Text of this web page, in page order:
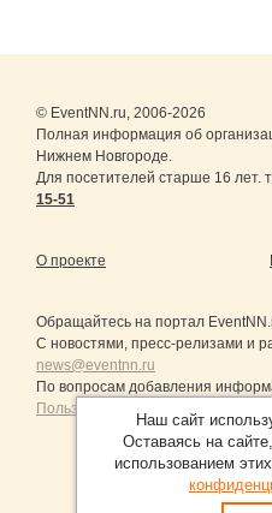
© EventNN.ru, 2006-2026
Полная информация об
Нижнем Новгороде.
Для посетителей старше 16 лет.
15-51
О проекте
Обращайтесь на портал
С новостями, пресс-релизами и
news@eventnn.ru
По вопросам добавления
Пользовательское Соглашение
Продвижение
Наш сайт
Оставаясь на
использованием